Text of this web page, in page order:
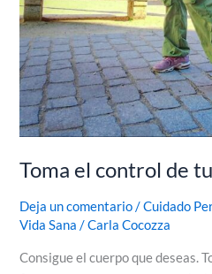
Toma el control de
Deja un comentario /Cuidado
Vida Sana /Carla Cocozza
Consigue el cuerpo que deseas.